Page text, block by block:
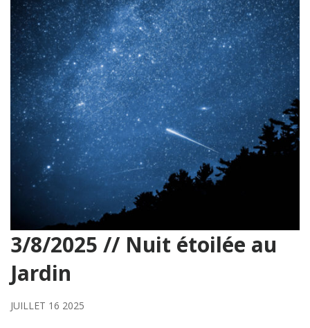
3/8/2025 // Nuit étoilée au
Jardin
JUILLET 16 2025